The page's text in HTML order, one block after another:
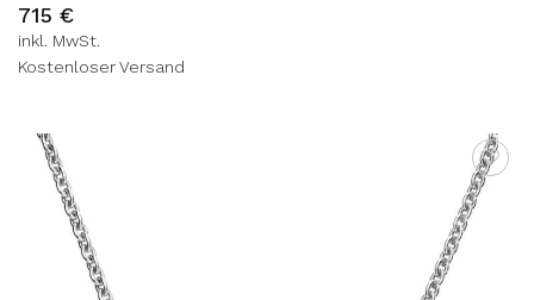
715 €
inkl. MwSt.
Kostenloser Versand
WUNSCHLISTE